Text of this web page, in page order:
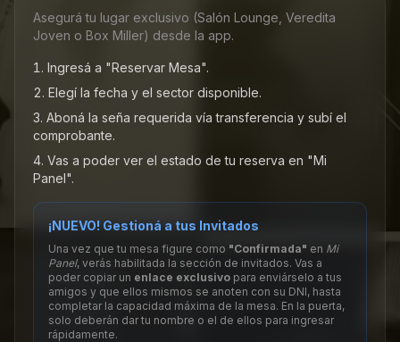
Asegurá tu lugar exclusivo (Salón Lounge, Veredita
Joven o Box Miller) desde la app.
Ingresá a "Reservar Mesa".
Elegí la fecha y el sector disponible.
Aboná la seña requerida vía transferencia y subí el
comprobante.
Vas a poder ver el estado de tu reserva en "Mi
Panel".
¡NUEVO! Gestioná a tus Invitados
Una vez que tu mesa figure como "Confirmada" en Mi
Panel, verás habilitada la sección de invitados. Vas a
poder copiar un enlace exclusivo para enviárselo a tus
amigos y que ellos mismos se anoten con su DNI, hasta
completar la capacidad máxima de la mesa. En la puerta,
solo deberán dar tu nombre o el de ellos para ingresar
rápidamente.